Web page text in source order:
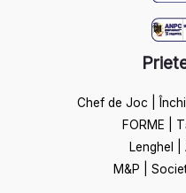
Chef de Joc |
FORME |
Lenghel |
M&P |